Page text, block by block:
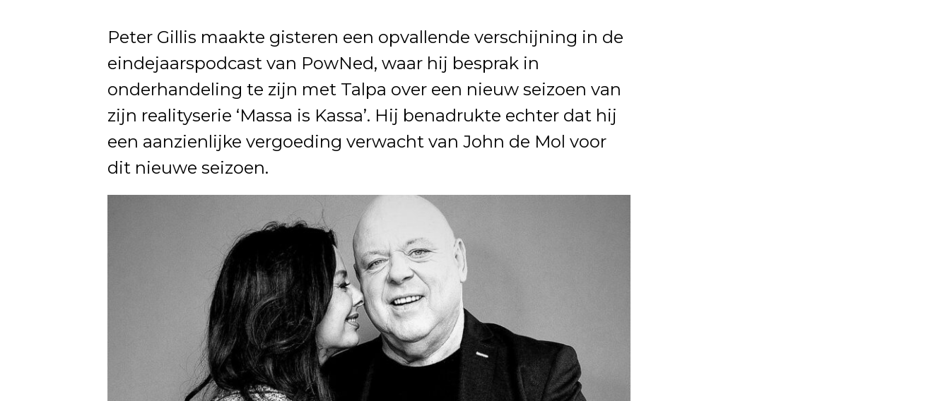
Peter Gillis maakte gisteren een opvallende verschijning in de
eindejaarspodcast van PowNed, waar hij besprak in
onderhandeling te zijn met Talpa over een nieuw seizoen van
zijn realityserie ‘Massa is Kassa’. Hij benadrukte echter dat hij
een aanzienlijke vergoeding verwacht van John de Mol voor
dit nieuwe seizoen.